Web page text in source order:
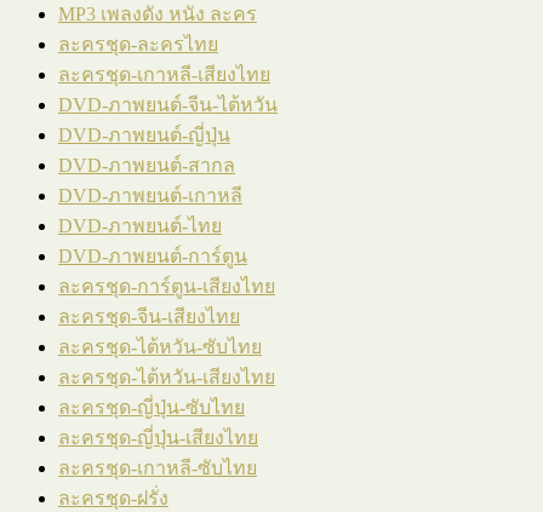
MP3 เพลงดัง หนัง ละคร
ละครชุด-ละครไทย
ละครชุด-เกาหลี-เสียงไทย
DVD-ภาพยนต์-จีน-ไต้หวัน
DVD-ภาพยนต์-ญี่ปุ่น
DVD-ภาพยนต์-สากล
DVD-ภาพยนต์-เกาหลี
DVD-ภาพยนต์-ไทย
DVD-ภาพยนต์-การ์ตูน
ละครชุด-การ์ตูน-เสียงไทย
ละครชุด-จีน-เสียงไทย
ละครชุด-ไต้หวัน-ซับไทย
ละครชุด-ไต้หวัน-เสียงไทย
ละครชุด-ญี่ปุ่น-ซับไทย
ละครชุด-ญี่ปุ่น-เสียงไทย
ละครชุด-เกาหลี-ซับไทย
ละครชุด-ฝรั่ง